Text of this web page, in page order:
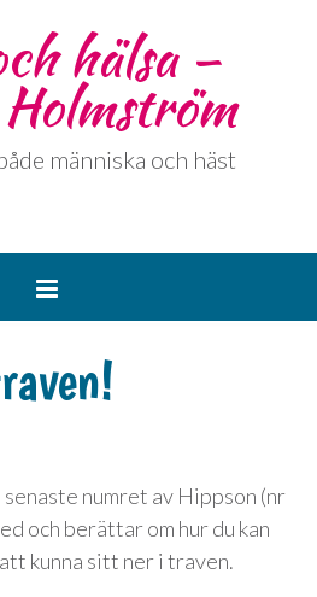
hälsa –
människa och häst
numret av Hippson (nr
och berättar om hur du kan
kunna sitt ner i traven.